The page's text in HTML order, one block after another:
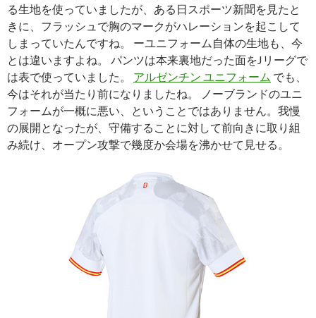
る生地を使っていましたが、ある日スポーツ新聞を見たと
きに、フラッシュで胸のマークがハレーションを起こして
しまっていたんですね。 ーユニフォーム自体の生地も、今
とは違いますよね。 パンツは本来裏地だった面をJリーグで
は表で使っていました。 アルゼンチン ユニフォーム でも、
今はそれが当たり前になりましたね。 ノーブランドのユニ
フォームが一概に悪い、ということではありません。我慢
の展開となったが、守備することに対して前向きに取り組
み続け、オープン攻撃で幾度か会場を沸かせて見せる。